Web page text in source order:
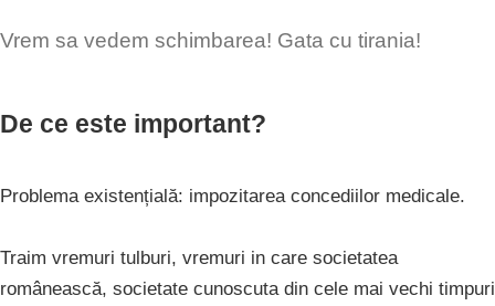
Vrem sa vedem schimbarea! Gata cu tirania!
De ce este important?
Problema existențială: impozitarea concediilor medicale.
Traim vremuri tulburi, vremuri in care societatea
românească, societate cunoscuta din cele mai vechi timpuri